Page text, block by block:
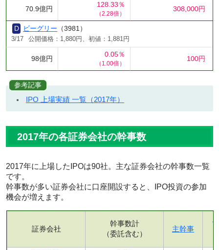
70.9億円
128.33％
（2.28倍）
308,000円
ビーグリー （3981）
3/17 公開価格：1,880円、初値：1,881円
98億円
0.05％
（1.00倍）
100円
参考記事
IPO 上場実績 一覧（2017年）
2017年の各証券会社の幹事数
2017年に上場したIPOは90社。主な証券会社の幹事数一覧
です。
幹事数が多い証券会社に口座開設すると、IPO投資の参加
機会が増えます。
証券会社
幹事数計
（委託含む）
主幹事